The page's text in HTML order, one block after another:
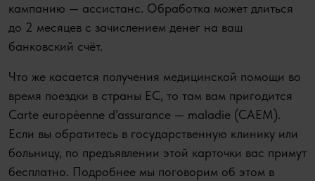
кампанию — ассистанс. Обработка может длиться
до 2 месяцев с зачислением денег на ваш
банковский счёт.
Что же касается получения медицинской помощи во
время поездки в страны ЕС, то там вам пригодится
Сarte européenne d’assurance — maladie (CAEM).
Если вы обратитесь в государственную клинику или
больницу, по предъявлении этой карточки вас примут
бесплатно. Подробнее мы поговорим об этом в